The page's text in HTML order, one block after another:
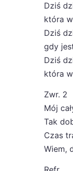
Dziś
która
Dziś
gdy
Dziś
która
Zwr. 2
Mój
Tak
Czas
Wiem,